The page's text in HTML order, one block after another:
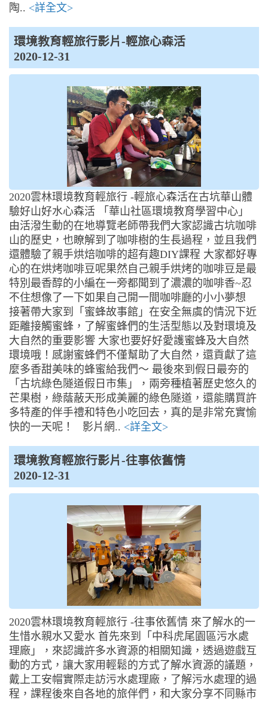
陶.. <詳全文>
環境教育輕旅行影片-輕旅心森活
2020-12-31
2020雲林環境教育輕旅行 -輕旅心森活在古坑華山體
驗好山好水心森活 「華山社區環境教育學習中心」
由活潑生動的在地導覽老師帶我們大家認識古坑咖啡
山的歷史，也瞭解到了咖啡樹的生長過程，並且我們
還體驗了親手烘焙咖啡的超有趣DIY課程 大家都好專
心的在烘烤咖啡豆呢果然自己親手烘烤的咖啡豆是最
特別最香醇的小編在一旁都聞到了濃濃的咖啡香~忍
不住想像了一下如果自己開一間咖啡廳的小小夢想
接著帶大家到「蜜蜂故事館」在安全無虞的情況下近
距離接觸蜜蜂，了解蜜蜂們的生活型態以及對環境及
大自然的重要影響 大家也要好好愛護蜜蜂及大自然
環境哦！感謝蜜蜂們不僅幫助了大自然，還貢獻了這
麼多香甜美味的蜂蜜給我們～ 最後來到假日最夯的
「古坑綠色隧道假日市集」，兩旁種植著歷史悠久的
芒果樹，綠蔭蔽天形成美麗的綠色隧道，還能購買許
多特產的伴手禮和特色小吃回去，真的是非常充實愉
快的一天呢！ 影片網.. <詳全文>
環境教育輕旅行影片-往事依舊情
2020-12-31
2020雲林環境教育輕旅行 -往事依舊情 來了解水的一
生惜水親水又愛水 首先來到「中科虎尾園區污水處
理廠」，來認識許多水資源的相關知識，透過遊戲互
動的方式，讓大家用輕鬆的方式了解水資源的議題，
戴上工安帽實際走訪污水處理廠，了解污水處理的過
程，課程後來自各地的旅伴們，和大家分享不同縣市